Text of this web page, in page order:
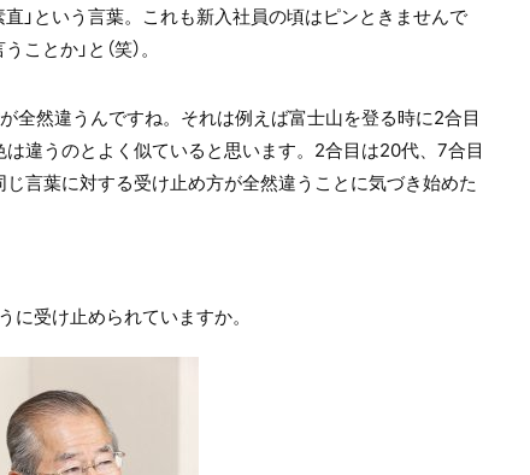
」という言葉。これも新入社員の頃はピンときませんで
とか」と（笑）。
全然違うんですね。それは例えば富士山を登る時に2合目
違うのとよく似ていると思います。2合目は20代、7合目
言葉に対する受け止め方が全然違うことに気づき始めた
に受け止められていますか。